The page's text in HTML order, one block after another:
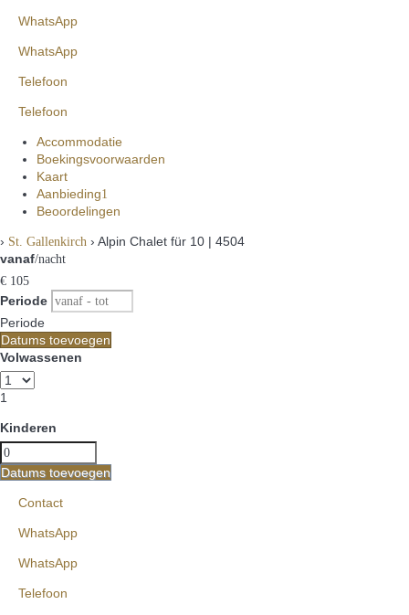
WhatsApp
WhatsApp
Telefoon
Telefoon
Accommodatie
Boekingsvoorwaarden
Kaart
Aanbieding1
Beoordelingen
› St. Gallenkirch › Alpin Chalet für 10 | 4504
vanaf/nacht
€ 105
Periode
Periode
Datums toevoegen
Volwassenen
1
Kinderen
Datums toevoegen
Contact
WhatsApp
WhatsApp
Telefoon